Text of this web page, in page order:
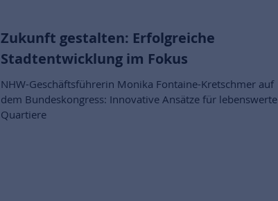
Zukunft gestalten: Erfolgreiche
Stadtentwicklung im Fokus
NHW-Geschäftsführerin Monika Fontaine-Kretschmer auf
dem Bundeskongress: Innovative Ansätze für lebenswerte
Quartiere